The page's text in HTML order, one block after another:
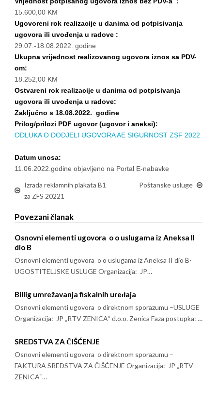
15.600,00 KM
Ugovoreni rok realizacije u danima od potpisivanja
ugovora ili uvođenja u radove :
29.07.-18.08.2022. godine
Ukupna vrijednost realizovanog ugovora iznos sa PDV-
om:
18.252,00 KM
Ostvareni rok realizacije u danima od potpisivanja
ugovora ili uvođenja u radove:
Zaključno s 18.08.2022. godine
Prilog/prilozi PDF ugovor (ugovor i aneksi):
ODLUKA O DODJELI UGOVORA AE SIGURNOST ZSF 2022
Datum unosa:
11.06.2022.godine objavljeno na Portal E-nabavke
Izrada reklamnih plakata B1
za ZFS 20221
Poštanske usluge
Povezani članak
Osnovni elementi ugovora o o uslugama iz Aneksa II
dio B
Osnovni elementi ugovora o o uslugama iz Aneksa II dio B-
UGOSTITELJSKE USLUGE Organizacija: JP…
Billig umrežavanja fiskalnih uređaja
Osnovni elementi ugovora o direktnom sporazumu –USLUGE
Organizacija: JP „RTV ZENICA“ d.o.o. Zenica Faza postupka: …
SREDSTVA ZA ČIŠĆENJE
Osnovni elementi ugovora o direktnom sporazumu –
FAKTURA SREDSTVA ZA ČIŠĆENJE Organizacija: JP „RTV
ZENICA“…